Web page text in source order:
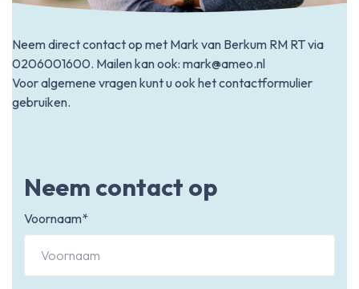
Neem direct contact op met Mark van Berkum RM RT via
0206001600. Mailen kan ook: mark@ameo.nl
Voor algemene vragen kunt u ook het contactformulier
gebruiken.
Neem contact op
Voornaam*